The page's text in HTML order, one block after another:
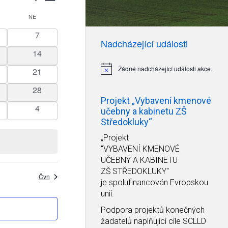
hledání
a
zobrazení
Akce
pro
zobrazení
NENEDĚLE
0
akce
7
0
akce
14
0
akce
21
0
akce
28
0
akce
4
Čvn
Nadcházející události
Notice Žádné nadcházející události akce.
Projekt „Vybavení kmenové
učebny a kabinetu ZŠ
Středokluky“
„Projekt
"VYBAVENÍ KMENOVÉ
UČEBNY A KABINETU
ZŠ STŘEDOKLUKY"
je spolufinancován Evropskou
unií.
Podpora projektů konečných
žadatelů naplňující cíle SCLLD